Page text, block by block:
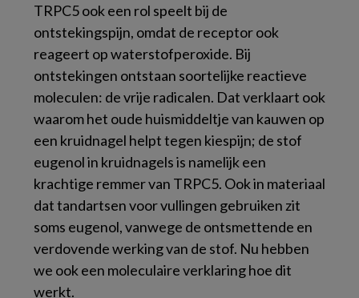
TRPC5 ook een rol speelt bij de
ontstekingspijn, omdat de receptor ook
reageert op waterstofperoxide. Bij
ontstekingen ontstaan soortelijke reactieve
moleculen: de vrije radicalen. Dat verklaart ook
waarom het oude huismiddeltje van kauwen op
een kruidnagel helpt tegen kiespijn; de stof
eugenol in kruidnagels is namelijk een
krachtige remmer van TRPC5. Ook in materiaal
dat tandartsen voor vullingen gebruiken zit
soms eugenol, vanwege de ontsmettende en
verdovende werking van de stof. Nu hebben
we ook een moleculaire verklaring hoe dit
werkt.